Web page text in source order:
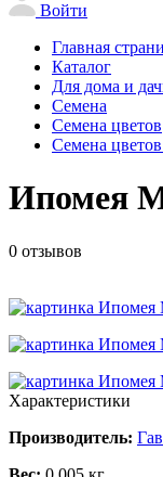
Войти
Главная
Каталог
Для дома и
Семена
Семена цветов
Семена
Ипомея
0 отзывов
Характеристики
Производитель: